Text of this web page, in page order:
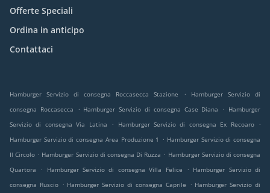
Offerte Speciali
Ordina in anticipo
Contattaci
Hamburger Servizio di consegna Roccasecca Stazione .
Hamburger Servizio di
consegna Roccasecca
. Hamburger Servizio di consegna Case Diana . Hamburger
Servizio di consegna Via Latina
. Hamburger Servizio di consegna Ex Recoaro
.
Hamburger Servizio di consegna Area Produzione 1
. Hamburger Servizio di consegna
Il Circolo . Hamburger Servizio di consegna Di Ruzza . Hamburger Servizio di consegna
Quartora
. Hamburger Servizio di consegna Villa Felice . Hamburger Servizio di
consegna Ruscio . Hamburger Servizio di consegna Caprile . Hamburger Servizio di